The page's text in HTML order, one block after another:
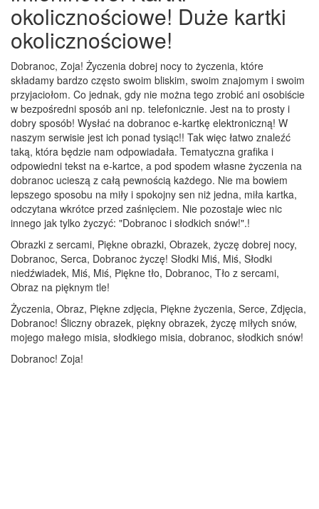
okolicznościowe! Duże kartki
okolicznościowe!
Dobranoc, Zoja! Życzenia dobrej nocy to życzenia, które
składamy bardzo często swoim bliskim, swoim znajomym i swoim
przyjaciołom. Co jednak, gdy nie można tego zrobić ani osobiście
w bezpośredni sposób ani np. telefonicznie. Jest na to prosty i
dobry sposób! Wysłać na dobranoc e-kartkę elektroniczną! W
naszym serwisie jest ich ponad tysiąc!! Tak więc łatwo znaleźć
taką, która będzie nam odpowiadała. Tematyczna grafika i
odpowiedni tekst na e-kartce, a pod spodem własne życzenia na
dobranoc ucieszą z całą pewnością każdego. Nie ma bowiem
lepszego sposobu na miły i spokojny sen niż jedna, miła kartka,
odczytana wkrótce przed zaśnięciem. Nie pozostaje wiec nic
innego jak tylko życzyć: "Dobranoc i słodkich snów!".!
Obrazki z sercami, Piękne obrazki, Obrazek, życzę dobrej nocy,
Dobranoc, Serca, Dobranoc życzę! Słodki Miś, Miś, Słodki
niedźwiadek, Miś, Miś, Piękne tło, Dobranoc, Tło z sercami,
Obraz na pięknym tle!
Życzenia, Obraz, Piękne zdjęcia, Piękne życzenia, Serce, Zdjęcia,
Dobranoc! Śliczny obrazek, piękny obrazek, życzę miłych snów,
mojego małego misia, słodkiego misia, dobranoc, słodkich snów!
Dobranoc! Zoja!